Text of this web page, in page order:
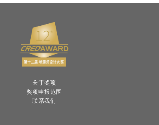
关于奖项
奖项申报范围
联系我们